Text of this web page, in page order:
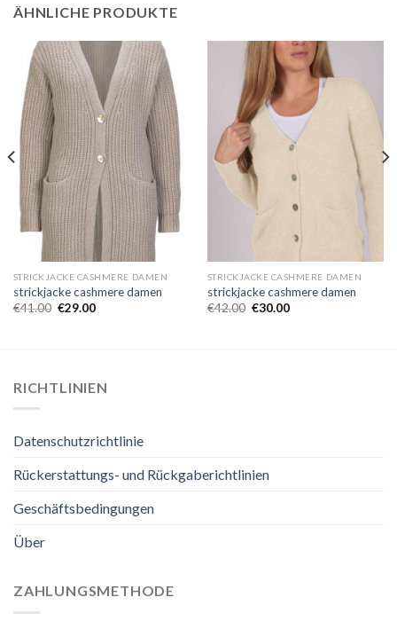
ÄHNLICHE PRODUKTE
STRICKJACKE CASHMERE DAMEN
strickjacke cashmere damen
€41.00 €29.00
STRICKJACKE CASHMERE DAMEN
strickjacke cashmere damen
€42.00 €30.00
RICHTLINIEN
Datenschutzrichtlinie
Rückerstattungs- und Rückgaberichtlinien
Geschäftsbedingungen
Über
ZAHLUNGSMETHODE